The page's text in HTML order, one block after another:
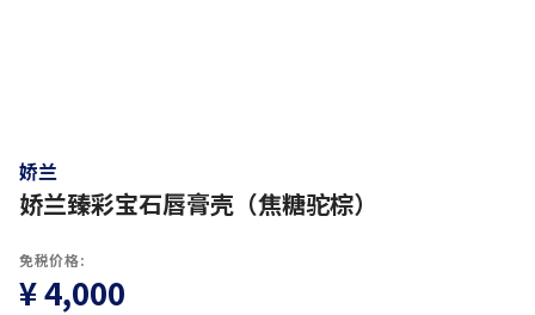
娇兰
娇兰臻彩宝石唇膏壳（焦糖驼棕）
免税价格:
¥ 4,000